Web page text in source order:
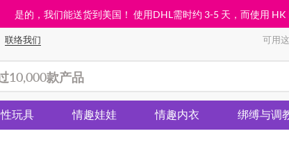
是的，我们能送货到美国！ 使用DHL需时约 3-5 天，而使用 HK
联络我们 可用
性玩具 情趣娃娃 情趣内衣 绑缚与调